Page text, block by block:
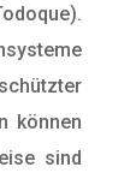
können
sind